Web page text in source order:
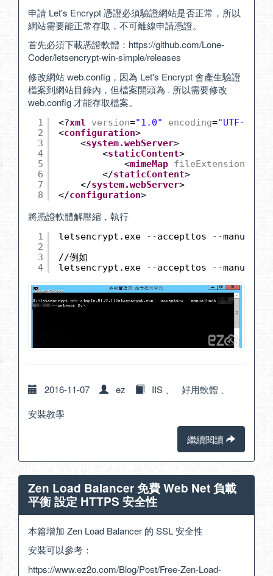
申請 Let's Encrypt 憑證必須驗證網站是否正常，所以
網站需要能正常存取，不可離線申請憑證。
首先必須下載憑證軟體： https://github.com/Lone-
Coder/letsencrypt-win-simple/releases
修改網站 web.config，因為 Let's Encrypt 會產生驗證
檔案到網站目錄內，但檔案開頭為 . 所以需要修改
web.config 才能存取檔案。
1
2
3
4
5
6
7
8
<?xml version="1.0" encoding="UTF-8"
<configuration>
<system.webServer>
<staticContent>
<mimeMap fileExtension
</staticContent>
</system.webServer>
</configuration>
將憑證軟體解壓縮，執行
1
2
3
4
letsencrypt.exe --accepttos --manualhost
//例如
letsencrypt.exe --accepttos --manualhost
2016-11-07 ez IIS 好用軟體
安裝教學
繼續閱讀
Zen Load Balancer 免費 Web Net 負載
平衡 設定 HTTPS 安全性
本篇增加 Zen Load Balancer 的 SSL 安全性
安裝可以參考：
https://www.ez2o.com/Blog/Post/Free-Zen-Load-